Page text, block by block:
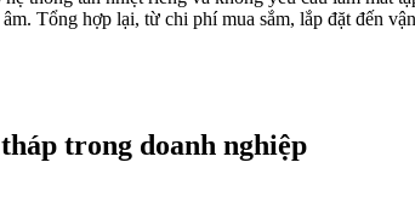
Tổng hợp lại, từ chi phí mua sắm, lắp đặt đến
trong doanh nghiệp